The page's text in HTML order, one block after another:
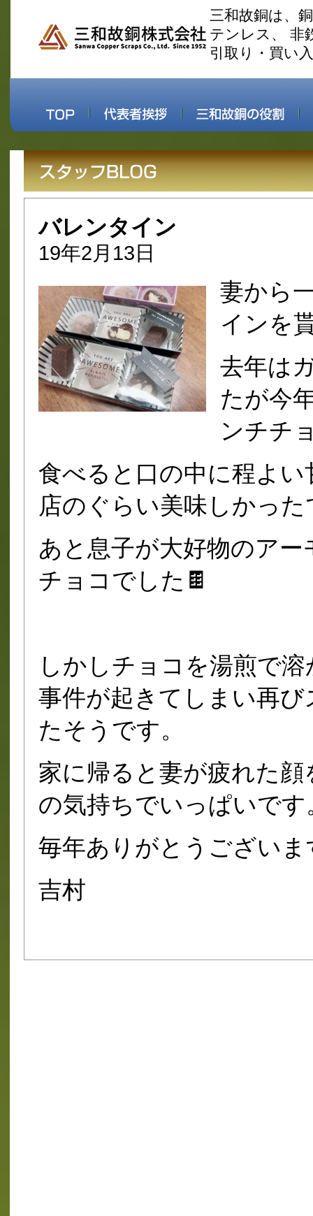
三和故銅は、
テンレス、 非
引取り・買い
バレンタイン
19年2月13日
妻から
インを
去年は
たが今
ンチチ
食べると口の中に程よ
店のぐらい美味しかった
あと息子が大好物のア
チョコでした🍫
しかしチョコを湯煎で
事件が起きてしまい再
たそうです。
家に帰ると妻が疲れた
の気持ちでいっぱいです
毎年ありがとうございま
吉村